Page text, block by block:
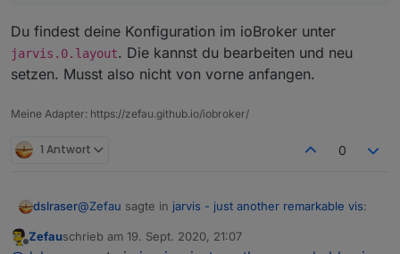
Muß ich da etwas anders einstellen ?
Wenn ich die Seite schmaler schiebe, dann sieht es
wieder aus wie es sein soll.
Du findest deine Konfiguration im ioBroker unter
jarvis.0.layout. Die kannst du bearbeiten und neu
setzen. Musst also nicht von vorne anfangen.
Meine Adapter: https://zefau.github.io/iobroker/
1 Antwort 0
dslraser@Zefau sagte in jarvis - just another remarkable vis:
Offline
Zefauschrieb am 19. Sept. 2020, 21:07
zuletzt editiert von